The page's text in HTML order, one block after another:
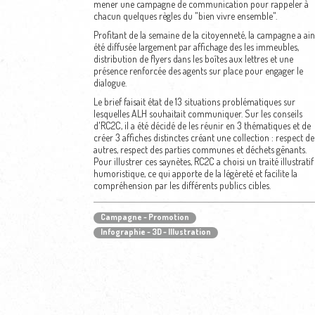
mener une campagne de communication pour rappeler à
chacun quelques règles du "bien vivre ensemble".
Profitant de la semaine de la citoyenneté, la campagne a
été diffusée largement par affichage des les immeubles,
distribution de flyers dans les boîtes aux lettres et une
présence renforcée des agents sur place pour engager le
dialogue.
Le brief faisait état de 13 situations problématiques sur
lesquelles ALH souhaitait communiquer. Sur les conseils
d'RC2C, il a été décidé de les réunir en 3 thématiques et de
créer 3 affiches distinctes créant une collection : respect
autres, respect des parties communes et déchets gênants.
Pour illustrer ces saynètes, RC2C a choisi un traité illustratif
humoristique, ce qui apporte de la légèreté et facilite la
compréhension par les différents publics cibles.
Campagne - Promotion
Infographie - 3D - Illustration